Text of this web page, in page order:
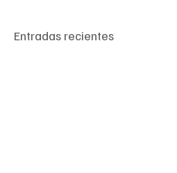
Entradas recientes